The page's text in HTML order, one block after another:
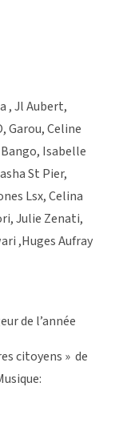
, Jl Aubert,
Garou, Celine
Isabelle
St Pier,
Lsx, Celina
Julie Zenati,
,Huges Aufray
de l’année
citoyens » de